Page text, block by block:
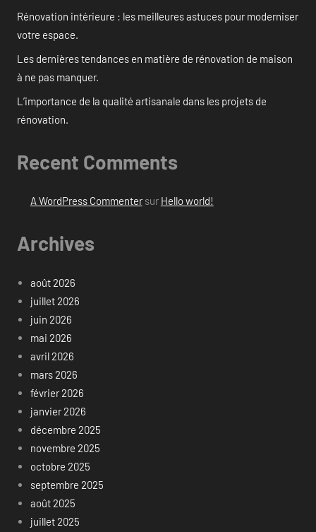
Rénovation intérieure : les meilleures astuces pour moderniser
votre espace.
Les dernières tendances en matière de rénovation de maison
à ne pas manquer.
L’importance de la qualité artisanale dans les projets de
rénovation.
Recent Comments
A WordPress Commentersur Hello world!
Archives
août 2026
juillet 2026
juin 2026
mai 2026
avril 2026
mars 2026
février 2026
janvier 2026
décembre 2025
novembre 2025
octobre 2025
septembre 2025
août 2025
juillet 2025